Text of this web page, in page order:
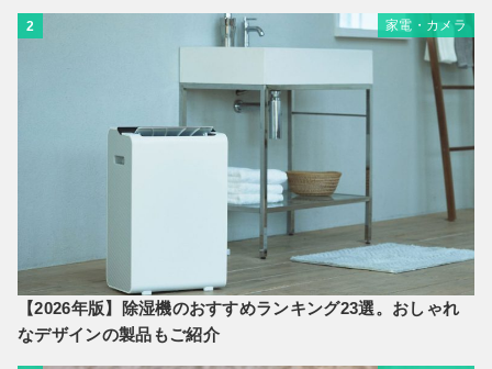
2 家電・カメラ
【2026年版】除湿機のおすすめランキング23選。おしゃれ
なデザインの製品もご紹介